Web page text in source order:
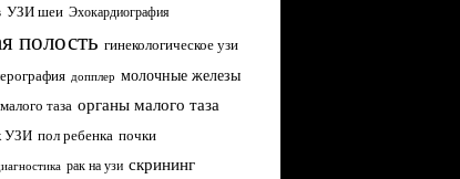
УЗИ шеи Эхокардиография
полость гинекологическое узи
допплер молочные железы
таза органы малого таза
УЗИ пол ребенка почки
рак на узи скрининг